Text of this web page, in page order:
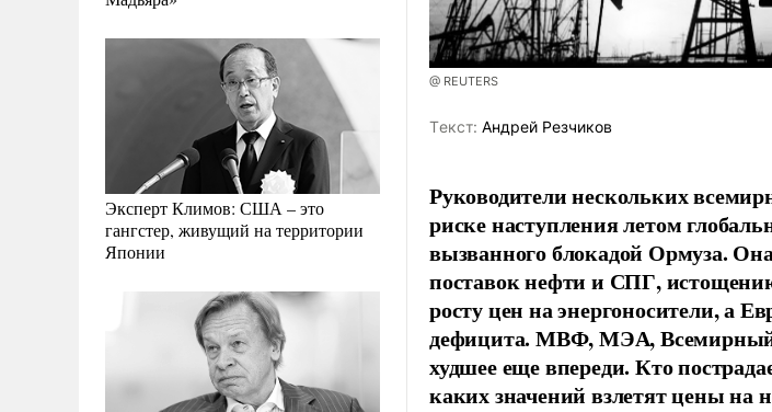
Эксперт Климов: США – это
гангстер, живущий на территории
Японии
@ REUTERS
Tекст: Андрей Резчиков
Руководители нескольких
риске наступления летом
вызванного блокадой Ормуза.
поставок нефти и СПГ,
росту цен на энергоносители, а
дефицита. МВФ, МЭА,
худшее еще впереди. Кто
каких значений взлетят цены на